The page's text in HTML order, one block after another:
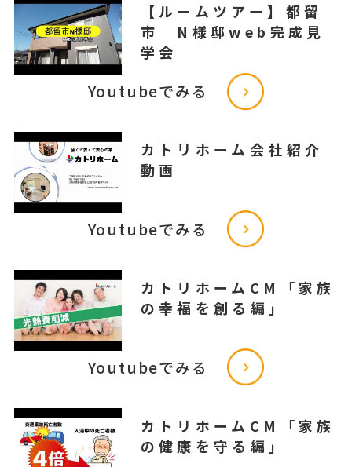
【ルームツアー】都留
市 N様邸web完成見
学会
Youtubeでみる
カトリホーム会社紹介
動画
Youtubeでみる
カトリホームCM「家族
の幸福を創る編」
Youtubeでみる
カトリホームCM「家族
の健康を守る編」